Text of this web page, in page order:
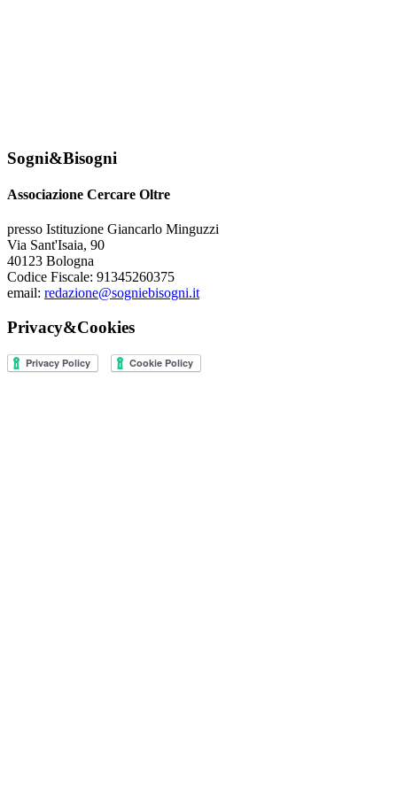
Sogni&Bisogni
Associazione Cercare Oltre
presso Istituzione Giancarlo Minguzzi
Via Sant'Isaia, 90
40123 Bologna
Codice Fiscale: 91345260375
email: redazione@sogniebisogni.it
Privacy&Cookies